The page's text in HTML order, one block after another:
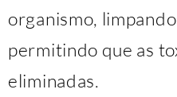
organismo,
permitindo que as
eliminadas.